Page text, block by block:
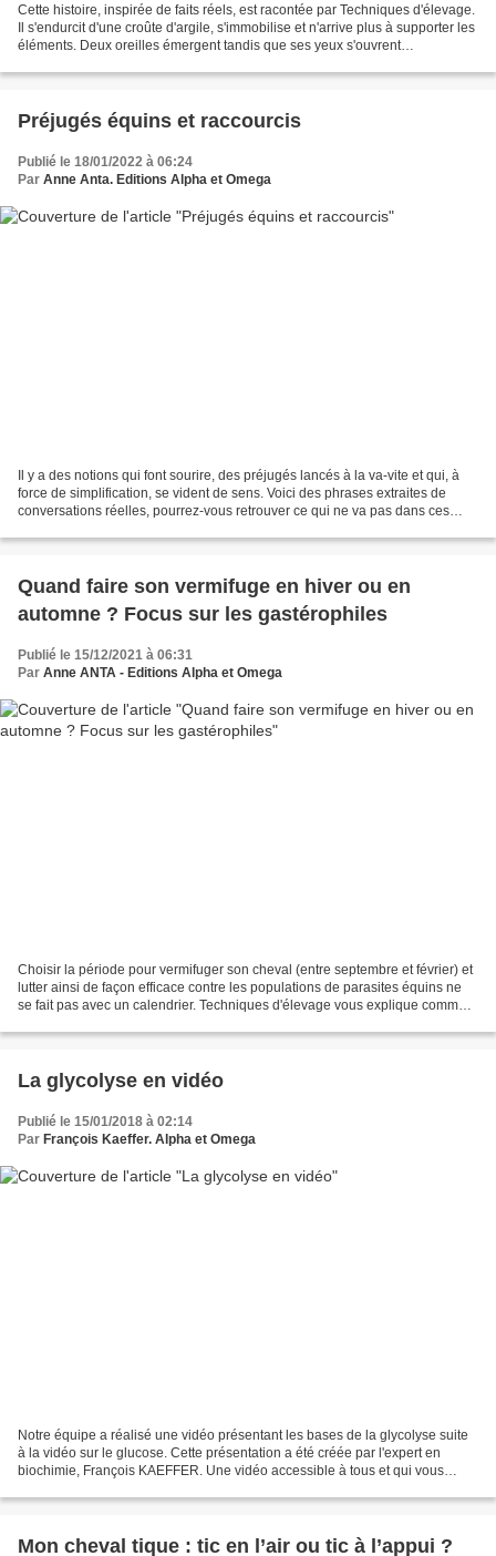
Cette histoire, inspirée de faits réels, est racontée par Techniques d'élevage.
Il s'endurcit d'une croûte d'argile, s'immobilise et n'arrive plus à supporter les
éléments. Deux oreilles émergent tandis que ses yeux s'ouvrent
Préjugés équins et raccourcis
Publié le 18/01/2022 à 06:24
Par Anne Anta. Editions Alpha et Omega
Il y a des notions qui font sourire, des préjugés lancés à la va-vite et qui, à
force de simplification, se vident de sens. Voici des phrases extraites de
conversations réelles, pourrez-vous retrouver ce qui ne va pas dans ces
Quand faire son vermifuge en hiver ou en
automne ? Focus sur les gastérophiles
Publié le 15/12/2021 à 06:31
Par Anne ANTA - Editions Alpha et Omega
Choisir la période pour vermifuger son cheval (entre septembre et février) et
lutter ainsi de façon efficace contre les populations de parasites équins ne
se fait pas avec un calendrier. Techniques d'élevage vous explique comment
La glycolyse en vidéo
Publié le 15/01/2018 à 02:14
Par François Kaeffer. Alpha et Omega
Notre équipe a réalisé une vidéo présentant les bases de la glycolyse suite
à la vidéo sur le glucose. Cette présentation a été créée par l'expert en
biochimie, François KAEFFER. Une vidéo accessible à tous et qui vous
Mon cheval tique : tic en l’air ou tic à l’appui ?